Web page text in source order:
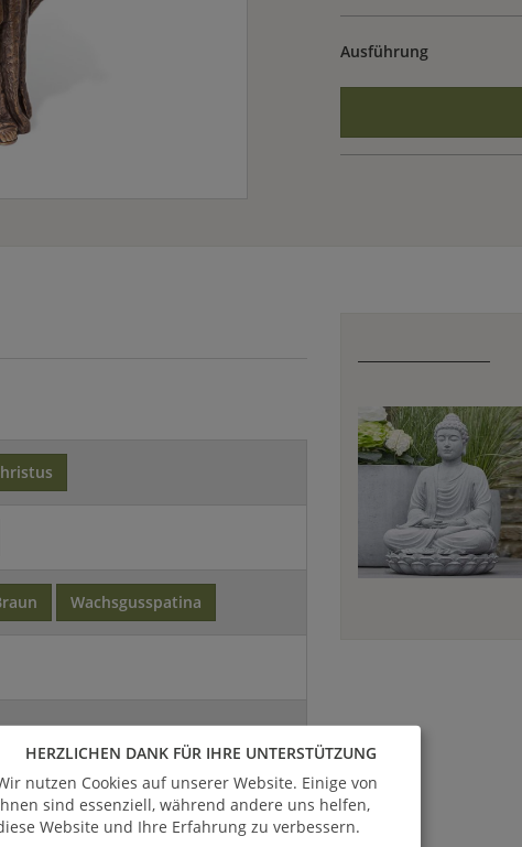
Ausführung
Wachsgusspatina
HERZLICHEN DANK FÜR IHRE UNTERSTÜTZUNG
nutzen Cookies auf unserer Website. Einige von
sind essenziell, während andere uns helfen,
Website und Ihre Erfahrung zu verbessern.